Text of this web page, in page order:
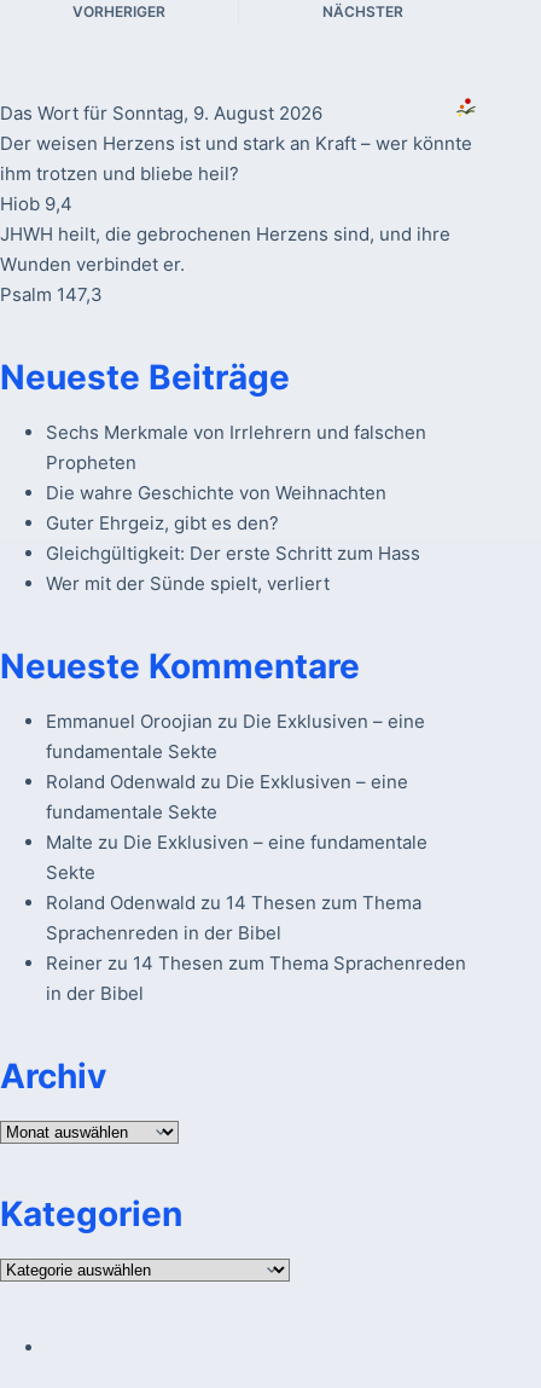
VORHERIGER NÄCHSTER
Das Wort für Sonntag, 9. August 2026
Der weisen Herzens ist und stark an Kraft – wer könnte
ihm trotzen und bliebe heil?
Hiob 9,4
JHWH heilt, die gebrochenen Herzens sind, und ihre
Wunden verbindet er.
Psalm 147,3
Neueste Beiträge
Sechs Merkmale von Irrlehrern und falschen
Propheten
Die wahre Geschichte von Weihnachten
Guter Ehrgeiz, gibt es den?
Gleichgültigkeit: Der erste Schritt zum Hass
Wer mit der Sünde spielt, verliert
Neueste Kommentare
Emmanuel Oroojian zu Die Exklusiven – eine
fundamentale Sekte
Roland Odenwald zu Die Exklusiven – eine
fundamentale Sekte
Malte zu Die Exklusiven – eine fundamentale
Sekte
Roland Odenwald zu 14 Thesen zum Thema
Sprachenreden in der Bibel
Reinerzu 14 Thesen zum Thema Sprachenreden
in der Bibel
Archiv
Archiv
Kategorien
Kategorien